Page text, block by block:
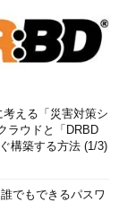
える「災害対策シ
ラウドと「DRBD
構築する方法 (1/3)
でもできるパスワ